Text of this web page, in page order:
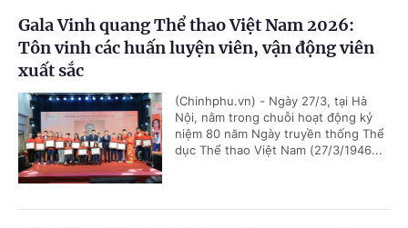
Gala Vinh quang Thể thao Việt Nam 2026:
Tôn vinh các huấn luyện viên, vận động viên
xuất sắc
(Chinhphu.vn) - Ngày 27/3, tại Hà
Nội, nằm trong chuỗi hoạt động kỷ
niệm 80 năm Ngày truyền thống Thể
dục Thể thao Việt Nam (27/3/1946...